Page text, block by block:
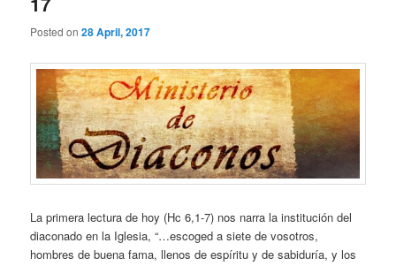
Posted on28 April, 2017
La primera lectura de hoy (Hc 6,1-7) nos narra la institución del
diaconado en la Iglesia, “…escoged a siete de vosotros,
hombres de buena fama, llenos de espíritu y de sabiduría, y los